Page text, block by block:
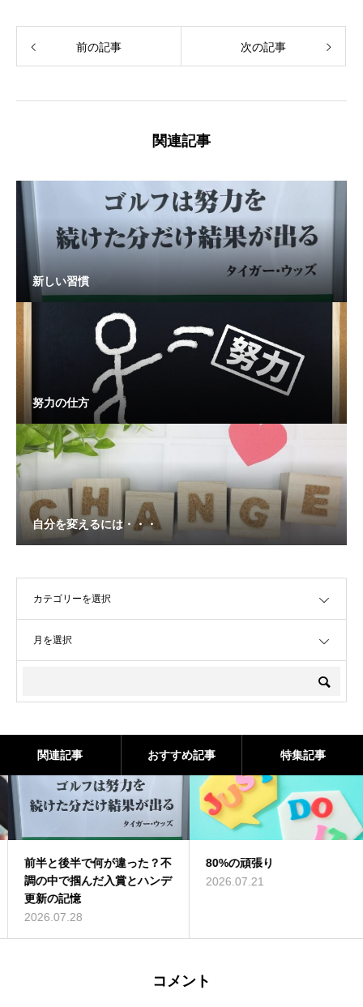
前の記事 次の記事
関連記事
新しい習慣
努力の仕方
自分を変えるには・・・
関連記事 おすすめ記事 特集記事
前半と後半で何が違った？不
調の中で掴んだ入賞とハンデ
更新の記憶
2026.07.28
80%の頑張り
2026.07.21
コメント